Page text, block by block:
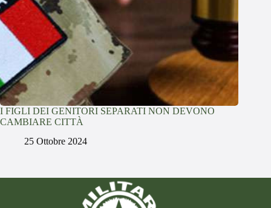
I FIGLI DEI GENITORI SEPARATI NON DEVONO
CAMBIARE CITTÀ
25 Ottobre 2024